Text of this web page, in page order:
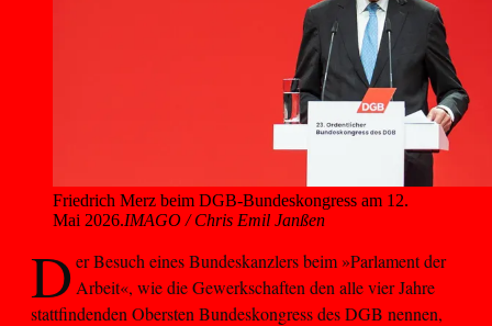
Friedrich Merz beim DGB-Bundeskongress am 12.
Mai 2026.IMAGO / Chris Emil Janßen
Der Besuch eines Bundeskanzlers beim »Parlament der
Arbeit«, wie die Gewerkschaften den alle vier Jahre
stattfindenden Obersten Bundeskongress des DGB nennen,